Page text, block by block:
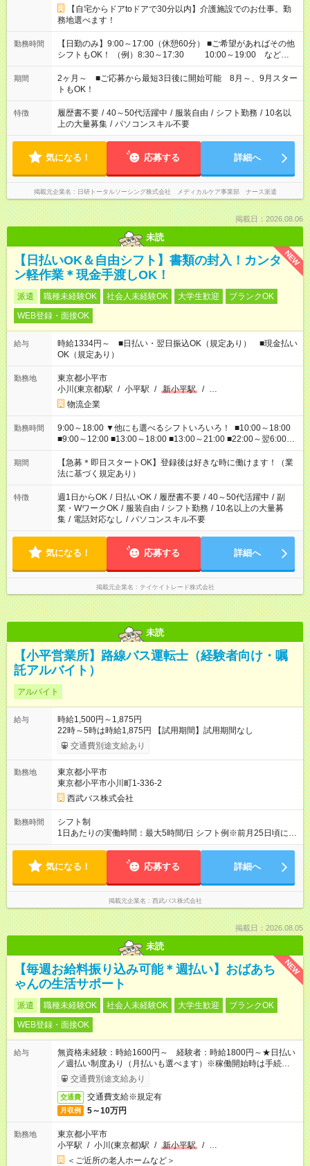
【自宅からドアtoドアで30分以内】介護施設でのお仕事。勤
務地選べます！
勤務時間
【日勤のみ】9:00～17:00（休憩60分） ■ご希望があればその他
シフトもOK！ （例）8:30～17:30 10:00～19:00 など
「家族とお休みを合わせたい」 「できれば残業はしたくない」
など、あなたのご希望に沿ったお仕事をご紹介します！ ※Wワ
ーク希望の方へ 今ご覧のお仕事で希望する勤務時間と、もう1つ
のお仕事の勤務時間。 合計で週40時間を超える場合は応募でき
ません
期間
2ヶ月～ ■ご応募から最短3日後に開始可能 8月～、9月スター
トもOK！
特徴 履歴書不要 / 40～50代活躍中 / 服装自由 / シフト勤務 / 10名以
上の大量募集 / パソコンスキル不要
気になる！ 応募する 詳細へ
掲載元企業名 日研トータルソーシング株式会社 メディカルケア事業部 ナース派遣
掲載日：2026.08.06
未読
NEW
【日払いOK＆自由シフト】書類の封入！カンタ
ン軽作業＊現金手渡しOK！
派遣 職種未経験OK 社会人未経験OK 大学生歓迎
ブランクOK
WEB登録・面接OK
給与
時給1334円～ ■日払い・翌日振込OK（規定あり） ■現金払い
OK（規定あり）
勤務地
東京都小平市
小川(東京都)駅 / 小平駅 / 新小平駅 / …
物流企業
勤務時間
9:00～18:00 ▼他にも選べるシフトいろいろ！ ■10:00～18:00
■9:00～12:00 ■13:00～18:00 ■13:00～21:00 ■22:00～翌6:00
など あなたの希望を教えてください！
期間
【急募＊即日スタートOK】登録後は好きな時に働けます！（業
法に基づく規定あり）
特徴 週1日からOK / 日払いOK / 履歴書不要 / 40～50代活躍中 / 副
業・WワークOK / 服装自由 / シフト勤務 / 10名以上の大量募
集 / 電話対応なし / パソコンスキル不要
気になる！ 応募する 詳細へ
掲載元企業名 テイケイトレード株式会社
未読
【小平営業所】路線バス運転士（経験者向け・嘱
託アルバイト）
アルバイト
給与
時給1,500円～1,875円
22時～5時は時給1,875円 【試用期間】試用期間なし
交通費別途支給あり
勤務地
東京都小平市
東京都小平市小川町1-336-2
西武バス株式会社
勤務時間
シフト制
1日あたりの実働時間：最大5時間/日 シフト例※前月25日頃に翌
１か月分のシフトを発表します。 ・5時30分～9時30分（朝ラッ
たは20時間～28時間以内の労働時間での契約となります。
気になる！ 応募する 詳細へ
掲載元企業名 西武バス株式会社
掲載日：2026.08.05
未読
NEW
【毎週お給料振り込み可能＊週払い】おばあち
ゃんの生活サポート
派遣 職種未経験OK 社会人未経験OK 大学生歓迎
ブランクOK
WEB登録・面接OK
給与
無資格未経験：時給1600円～ 経験者：時給1800円～★日払い
／週払い制度あり（月払いも選べます）※稼働開始時は手続き完
了次第のお支払いとなります。
交通費別途支給あり
交通費 交通費支給※規定有
月収例 5～10万円
勤務地
東京都小平市
小平駅 / 小川(東京都)駅 / 新小平駅 / …
＜ご近所の老人ホームなど＞